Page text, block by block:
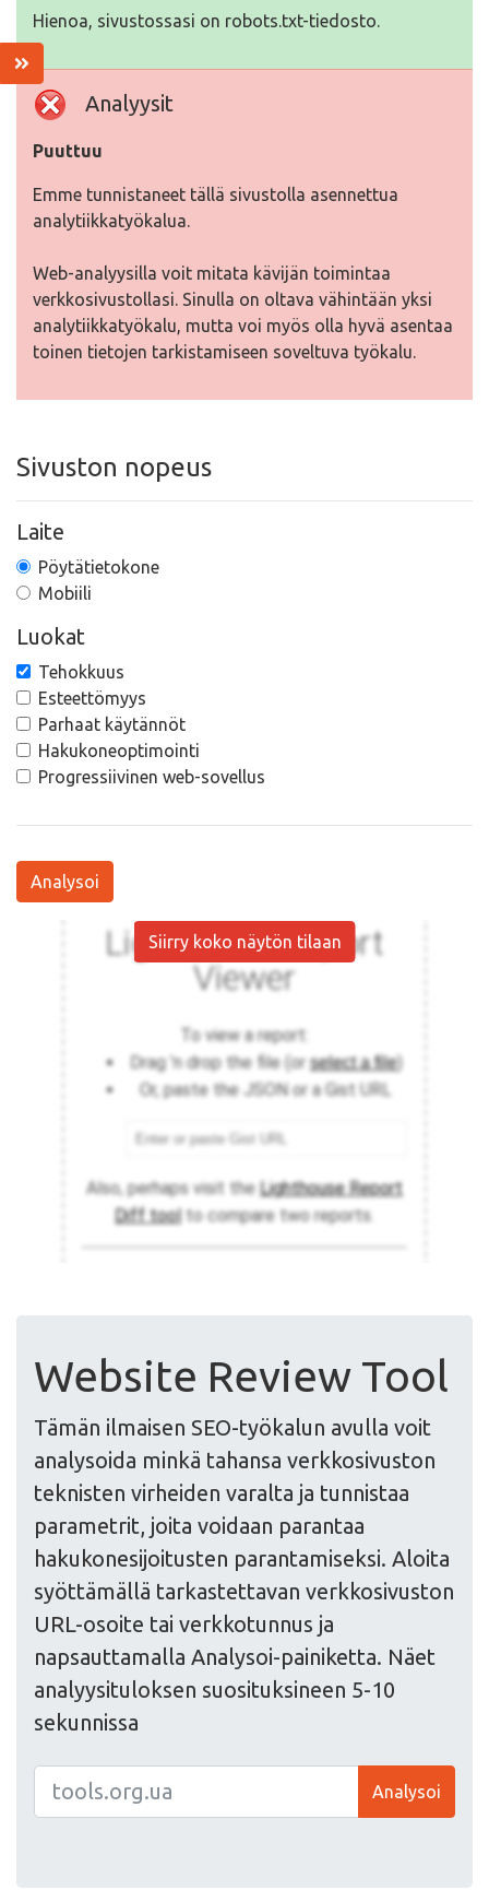
Hienoa, sivustossasi on robots.txt-tiedosto.
Analyysit
Puuttuu
Emme tunnistaneet tällä sivustolla asennettua
analytiikkatyökalua.
Web-analyysilla voit mitata kävijän toimintaa
verkkosivustollasi. Sinulla on oltava vähintään yksi
analytiikkatyökalu, mutta voi myös olla hyvä asentaa
toinen tietojen tarkistamiseen soveltuva työkalu.
Sivuston nopeus
Laite
Pöytätietokone
Mobiili
Luokat
Tehokkuus
Esteettömyys
Parhaat käytännöt
Hakukoneoptimointi
Progressiivinen web-sovellus
Analysoi
Siirry koko näytön tilaan
Website Review Tool
Tämän ilmaisen SEO-työkalun avulla voit
analysoida minkä tahansa verkkosivuston
teknisten virheiden varalta ja tunnistaa
parametrit, joita voidaan parantaa
hakukonesijoitusten parantamiseksi. Aloita
syöttämällä tarkastettavan verkkosivuston
URL-osoite tai verkkotunnus ja
napsauttamalla Analysoi-painiketta. Näet
analyysituloksen suosituksineen 5-10
sekunnissa
Analysoi